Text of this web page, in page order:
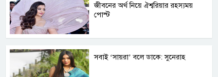
জীবনের অর্থ নিয়ে ঐশ্বরিয়ার রহস্যময়
পোস্ট
সবাই ‘সায়রা’ বলে ডাকে: সুনেরাহ